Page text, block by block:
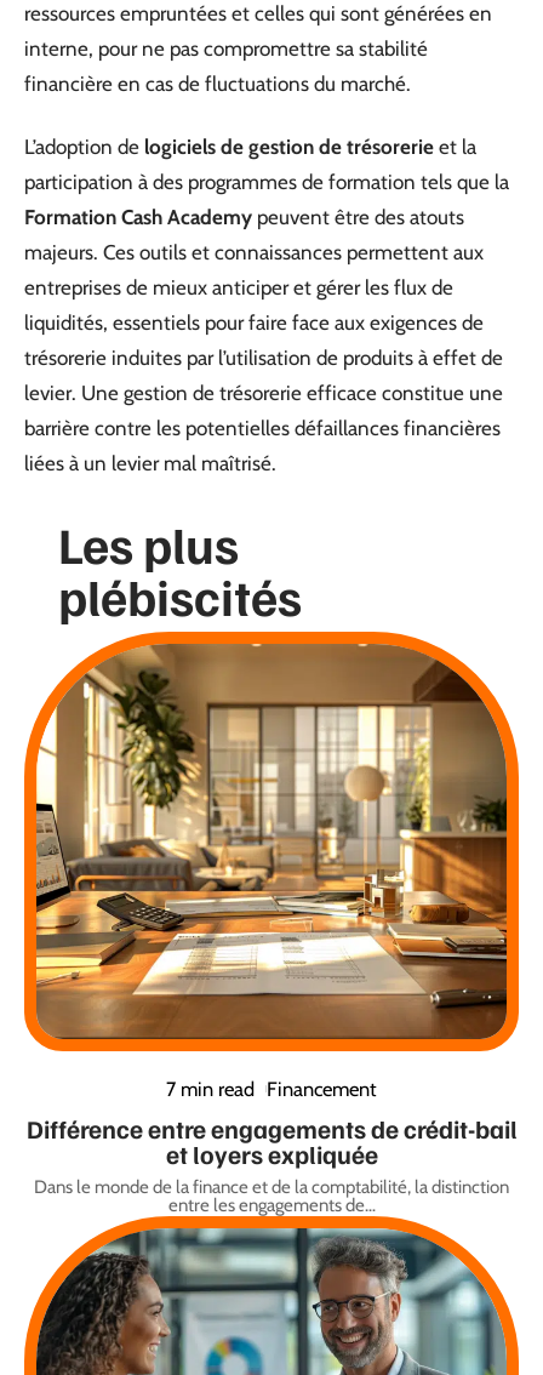
ressources empruntées et celles qui sont générées en
interne, pour ne pas compromettre sa stabilité
financière en cas de fluctuations du marché.
L’adoption de logiciels de gestion de trésorerie et la
participation à des programmes de formation tels que la
Formation Cash Academy peuvent être des atouts
majeurs. Ces outils et connaissances permettent aux
entreprises de mieux anticiper et gérer les flux de
liquidités, essentiels pour faire face aux exigences de
trésorerie induites par l’utilisation de produits à effet de
levier. Une gestion de trésorerie efficace constitue une
barrière contre les potentielles défaillances financières
liées à un levier mal maîtrisé.
Les plus
plébiscités
7 min read Financement
Différence entre engagements de crédit-bail
et loyers expliquée
Dans le monde de la finance et de la comptabilité, la distinction
entre les engagements de…